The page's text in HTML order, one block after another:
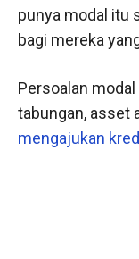
punya modal itu
bagi mereka
Persoalan
tabungan, asset
mengajukan